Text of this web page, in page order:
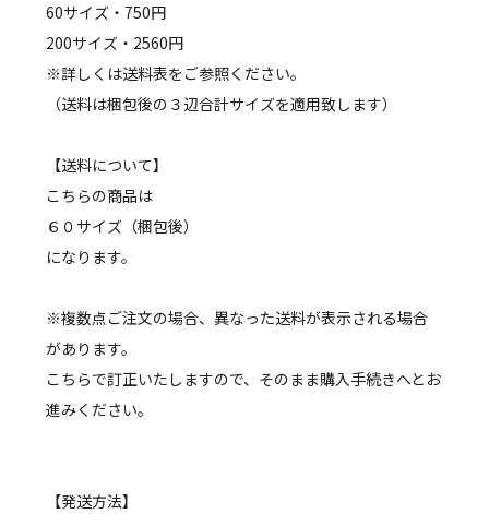
60サイズ・750円
200サイズ・2560円
※詳しくは送料表をご参照ください。
（送料は梱包後の３辺合計サイズを適用致します）
【送料について】
こちらの商品は
６０サイズ（梱包後）
になります。
※複数点ご注文の場合、異なった送料が表示される場合
があります。
こちらで訂正いたしますので、そのまま購入手続きへとお
進みください。
【発送方法】